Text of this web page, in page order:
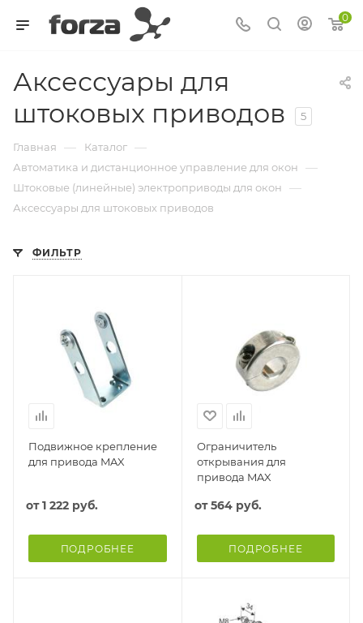
0
Аксессуары для
штоковых приводов
5
Главная — Каталог —
Автоматика и дистанционное управление для окон —
Штоковые (линейные) электроприводы для окон —
Аксессуары для штоковых приводов
ФИЛЬТР
Подвижное крепление
для привода MAX
от1 222 руб.
ПОДРОБНЕЕ
Ограничитель
открывания для
привода MAX
от564 руб.
ПОДРОБНЕЕ